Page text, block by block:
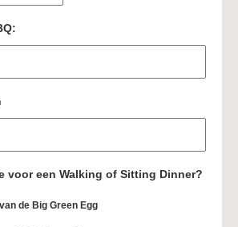
voor een Walking of Sitting Dinner?
de Big Green Egg